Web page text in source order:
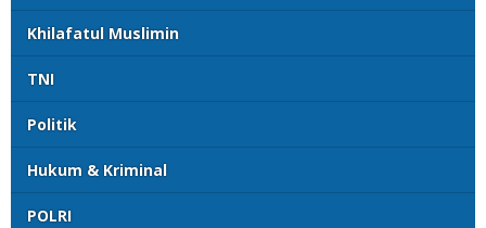
Khilafatul Muslimin
TNI
Politik
Hukum & Kriminal
POLRI